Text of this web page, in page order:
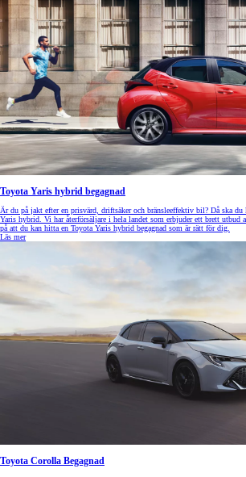
Toyota Yaris hybrid begagnad
Är du på jakt efter en prisvärd, driftsäker och bränsleeffektiv bil? Då ska du
Yaris hybrid. Vi har återförsäljare i hela landet som erbjuder ett brett utbud
på att du kan hitta en Toyota Yaris hybrid begagnad som är rätt för dig.
Läs mer
Toyota Corolla Begagnad